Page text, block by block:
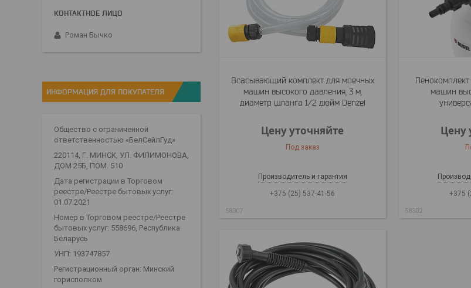
Всасывающий комплект для моечных
машин высокого давления, 3 м,
диаметр шланга 1/2 дюйм Denzel
Цену уточняйте
Под заказ
Производитель и гарантия
+375 (25) 537-41-56
58307
машин
Цену
+375
58302
Роман Бычко
ИНФОРМАЦИЯ ДЛЯ ПОКУПАТЕЛЯ
Общество с ограниченной
ответственностью «БелСейлГуд»
220114, Г. МИНСК, УЛ. ФИЛИМОНОВА,
ДОМ 25Б, ПОМ. 510
Дата регистрации в Торговом
реестре/Реестре бытовых услуг:
01.07.2021
Номер в Торговом реестре/Реестре
бытовых услуг: 558696, Республика
Беларусь
УНП: 193747857
Регистрационный орган: Минский
горисполком